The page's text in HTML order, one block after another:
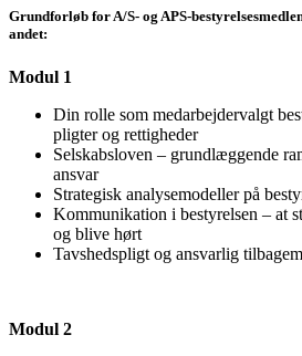
Grundforløb for A/S- og APS-
andet:
Modul 1
Din rolle som medarbejdervalgt
pligter og rettigheder
Selskabsloven – grundlæggende
ansvar
Strategisk analysemodeller på
Kommunikation i bestyrelsen – at
og blive hørt
Tavshedspligt og ansvarlig
Modul 2